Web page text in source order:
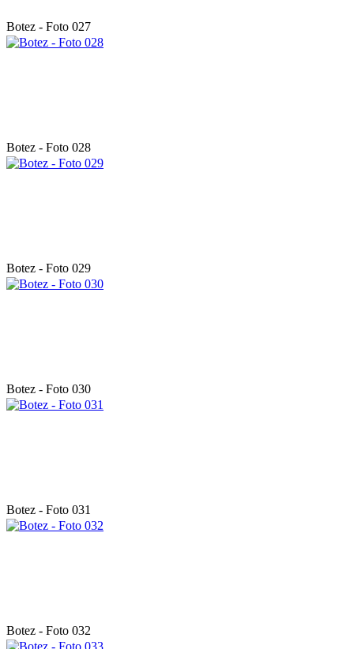
Botez - Foto 027
Botez - Foto 028
Botez - Foto 029
Botez - Foto 030
Botez - Foto 031
Botez - Foto 032